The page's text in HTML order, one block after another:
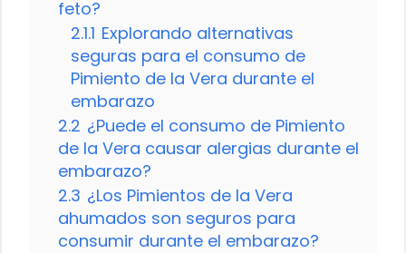
feto?
2.1.1 Explorando alternativas
seguras para el consumo de
Pimiento de la Vera durante el
embarazo
2.2 ¿Puede el consumo de Pimiento
de la Vera causar alergias durante el
embarazo?
2.3 ¿Los Pimientos de la Vera
ahumados son seguros para
consumir durante el embarazo?